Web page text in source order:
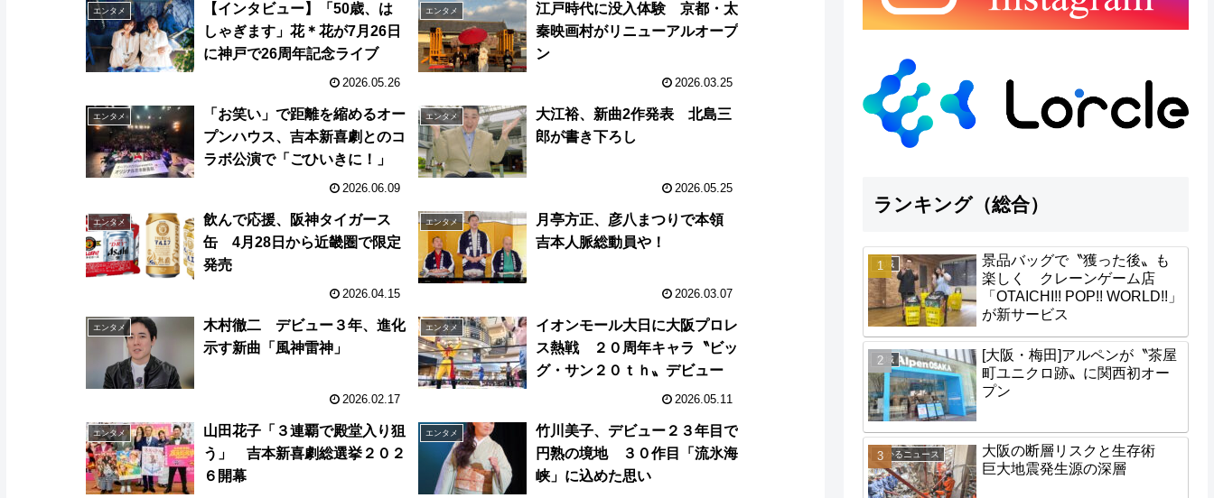
エンタメ
【インタビュー】「50歳、は
しゃぎます」花＊花が7月26日
に神戸で26周年記念ライブ
2026.05.26
エンタメ
江戸時代に没入体験 京都・太
秦映画村がリニューアルオープ
ン
2026.03.25
エンタメ
「お笑い」で距離を縮めるオー
プンハウス、吉本新喜劇とのコ
ラボ公演で「ごひいきに！」
2026.06.09
エンタメ
大江裕、新曲2作発表 北島三
郎が書き下ろし
2026.05.25
エンタメ
飲んで応援、阪神タイガース
缶 4月28日から近畿圏で限定
発売
2026.04.15
エンタメ
月亭方正、彦八まつりで本領
吉本人脈総動員や！
2026.03.07
エンタメ
木村徹二 デビュー３年、進化
示す新曲「風神雷神」
2026.02.17
エンタメ
イオンモール大日に大阪プロレ
ス熱戦 ２０周年キャラ〝ビッ
グ・サン２０ｔｈ〟デビュー
2026.05.11
エンタメ
山田花子「３連覇で殿堂入り狙
う」 吉本新喜劇総選挙２０２
６開幕
エンタメ
竹川美子、デビュー２３年目で
円熟の境地 ３０作目「流氷海
峡」に込めた思い
ランキング（総合）
地域
景品バッグで〝獲った後〟も
楽しく クレーンゲーム店
「OTAICHI!! POP!! WORLD!!」
が新サービス
地域
[大阪・梅田]アルペンが〝茶屋
町ユニクロ跡〟に関西初オー
プン
わかるニュース
大阪の断層リスクと生存術
巨大地震発生源の深層